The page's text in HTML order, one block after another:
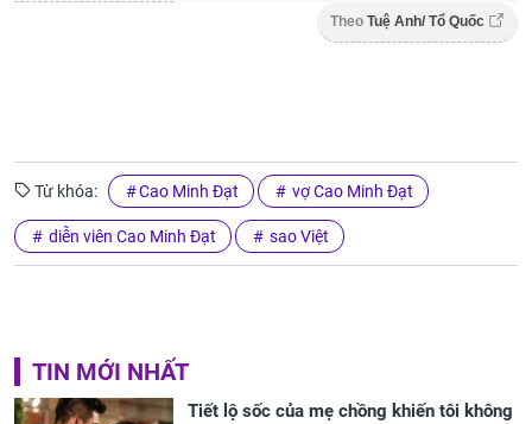
Theo Tuệ Anh/ Tổ Quốc
Từ khóa: Cao Minh Đạt vợ Cao Minh Đạt
diễn viên Cao Minh Đạt sao Việt
TIN MỚI NHẤT
Tiết lộ sốc của mẹ chồng khiến tôi không